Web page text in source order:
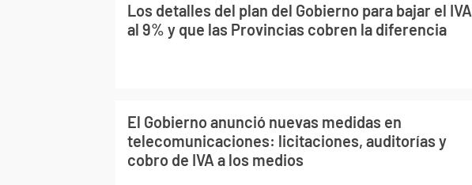
Los detalles del plan del Gobierno para bajar el IVA
al 9% y que las Provincias cobren la diferencia
El Gobierno anunció nuevas medidas en
telecomunicaciones: licitaciones, auditorías y
cobro de IVA a los medios